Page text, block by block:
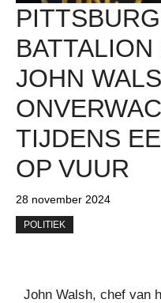
JOHN
TIJDENS
OP VUUR
28 november 2024
POLITIEK
John Walsh, chef van